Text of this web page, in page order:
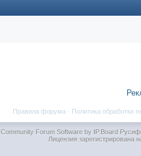
Политика обработки
Правила форума ·
Community Forum Software by IP.Board
Лицензия зарегистрирована